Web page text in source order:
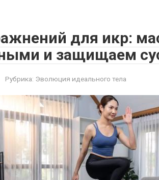
для икр:
и защищаем
Рубрика: Эволюция идеального тела